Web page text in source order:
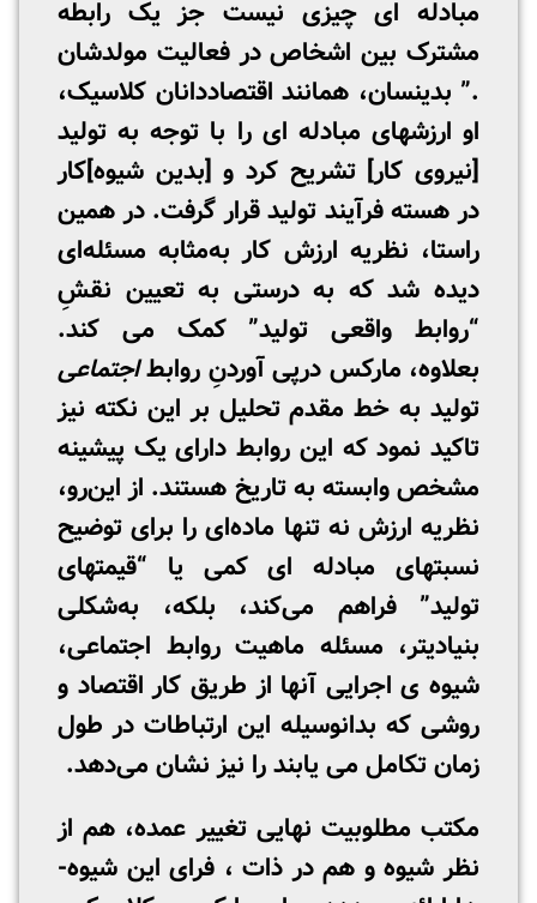
مبادله­ ای چیزی نیست جز یک رابطه
مشترک بین اشخاص در فعالیت مولدشان
.” بدینسان، همانند اقتصاددانان کلاسیک،
او ارزشهای مبادله­ ای را با توجه به تولید
[نیروی کار] تشریح کرد و [بدین شیوه]کار
در هسته فرآیند تولید قرار گرفت. در همین‌
راستا، نظریه ارزش کار به‌مثابه مسئله‌ای
دیده شد که به درستی به تعیین نقشِ
“روابط واقعی تولید” کمک می­ کند.
بعلاوه، مارکس درپی آوردنِ روابطاجتماعی
تولید به خط مقدم تحلیل بر این نکته نیز
تاکید نمود که این روابط دارای یک پیشینه
مشخص وابسته به تاریخ هستند. از‌‌ این‌رو،
نظریه ارزش نه تنها ماده‌ای را برای توضیح
نسبتهای مبادله ­ای کمی یا “قیمتهای
تولید” فراهم می‌کند، بلکه، به‌شکلی
بنیادی­تر، مسئله ماهیت روابط اجتماعی،
شیوه ­ی اجرایی آنها از طریق کار اقتصاد و
روشی که بدانوسیله این ارتباطات در طول
زمان تکامل می­ یابند را نیز نشان می‌دهد.
مکتب­ مطلوبیت نهایی تغییر عمده، هم از
نظر شیوه و هم در ذات ، فرای این شیوه­